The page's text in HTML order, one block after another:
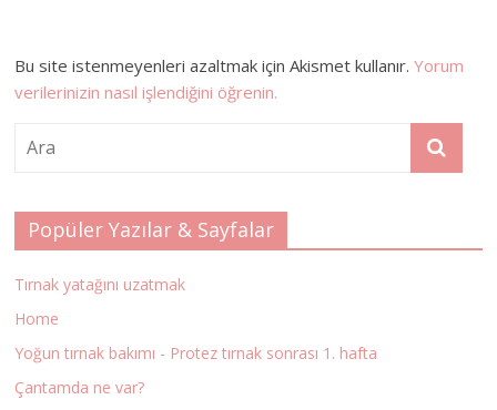
Bu site istenmeyenleri azaltmak için Akismet kullanır.Yorum
verilerinizin nasıl işlendiğini öğrenin.
Popüler Yazılar & Sayfalar
Tırnak yatağını uzatmak
Home
Yoğun tırnak bakımı - Protez tırnak sonrası 1. hafta
Çantamda ne var?